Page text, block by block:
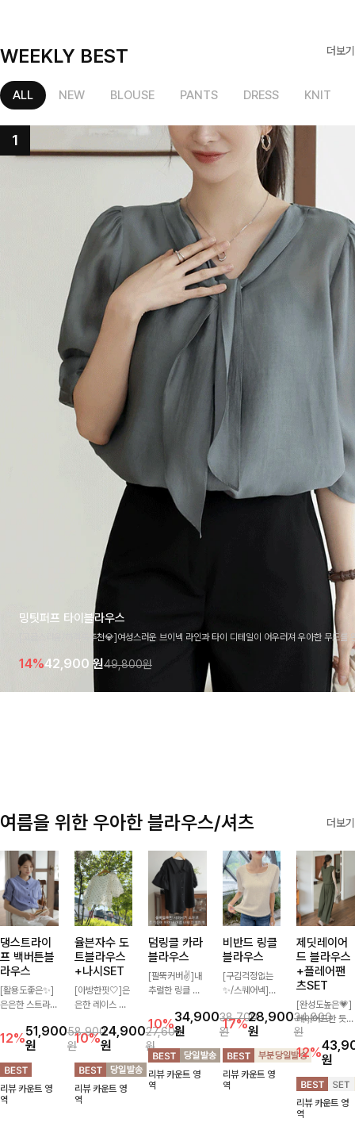
WEEKLY BEST 더보기
ALL NEW BLOUSE PANTS DRESS KNIT
밍팃퍼프 타이블라우스
[고급스러움/하객룩추천💎]여성스러운 브이넥 라인과 타이 디테일이 어우러져 우아한 무드를
라우스 🤍 여유로운 7부 소매로 편안하게 착용되며 데일리룩부터 출근룩, 하객룩까지 세련된
기 좋은 아이템이에요
14%42,900 원49,800원
여름을 위한 우아한 블라우스/셔츠 더보기
댕스트라이
프 백버튼블
라우스
[활용도좋은✨]
은은한 스트라이
져 심플한 코디
에도 세련된 포
인트를 더해드리
며 깔끔한 스트
라이프 디테일로
유행 없이 오래
12%51,900
원
58,900
원
리뷰 카운트 영
역
율븐자수 도
트블라우스
+나시SET
[아방한핏🤍]은
은한 레이스 자
으로 사랑스러운
감성 가득 담았
으며 나시 세트
구성으로 이너
걱정없이 손쉽게
코디 가능한 블
10%24,900
원
27,600
원
리뷰 카운트 영
역
덤링클 카라
블라우스
[팔뚝커버✌]내
추럴한 링클 텍
있게 입어지는
블라우스🖤 브
이넥 카라 디자
인에 여유로운
소매핏 더해져
여리하면서도 시
10%34,900
원
38,700
원
리뷰 카운트 영
역
비반드 링클
블라우스
[구김걱정없는
✨/스퀘어넥]입
엠보 텍스처가
돋보이는 블라우
스- 여유로운 실
루엣과 물결 짜
임 소매 디테일
이 더해져 편안
17%28,900
원
34,800
원
리뷰 카운트 영
역
제딧레이어
드 블라우스
+플레어팬
츠SET
[완성도높은💗]
레이어드한 듯
자연스러운 나시
와 버튼 원피스
가 함께 구성된
세트 아이템입니
다. 코디 고민 없
이 한 벌만으로
도 내추럴하면서
12%원
리뷰 카운트 영
역